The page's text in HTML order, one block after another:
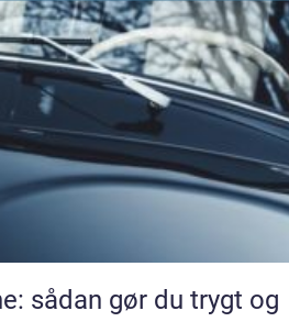
sådan gør du trygt og